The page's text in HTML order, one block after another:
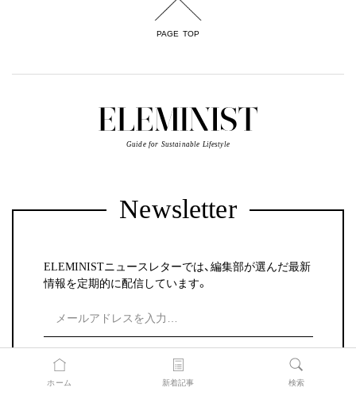
PAGE TOP
Guide for Sustainable Lifestyle
Newsletter
ELEMINISTニュースレターでは、編集部が選んだ最新
情報を定期的に配信しています。
登録する
ホーム 新着記事 検索